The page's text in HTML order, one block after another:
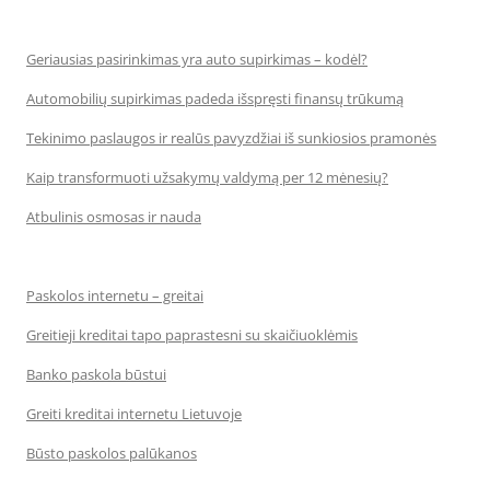
Geriausias pasirinkimas yra auto supirkimas – kodėl?
Automobilių supirkimas padeda išspręsti finansų trūkumą
Tekinimo paslaugos ir realūs pavyzdžiai iš sunkiosios pramonės
Kaip transformuoti užsakymų valdymą per 12 mėnesių?
Atbulinis osmosas ir nauda
Paskolos internetu – greitai
Greitieji kreditai tapo paprastesni su skaičiuoklėmis
Banko paskola būstui
Greiti kreditai internetu Lietuvoje
Būsto paskolos palūkanos